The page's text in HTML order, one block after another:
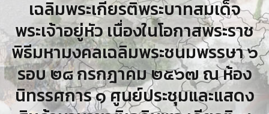
เฉลิมพระเกียรติพระบาทสมเด็จ
พระเจ้าอยู่หัว เนื่องในโอกาสพระราช
พิธีมหามงคลเฉลิมพระชนมพรรษา ๖
รอบ ๒๘ กรกฎาคม ๒๕๖๗ ณ ห้อง
นิทรรศการ ๑ ศูนย์ประชุมและแสดง